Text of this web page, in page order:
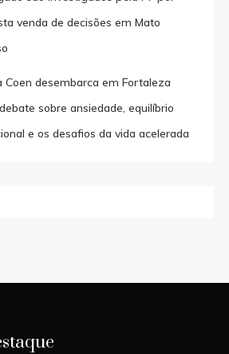
venda de decisões em Mato
Coen desembarca em Fortaleza
sobre ansiedade, equilíbrio
e os desafios da vida acelerada